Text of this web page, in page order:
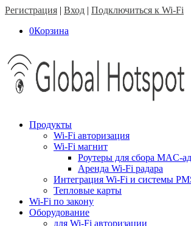
Регистрация | Вход | Подключиться к Wi-Fi
0Корзина
Продукты
Wi-Fi авторизация
Wi-Fi магнит
Роутеры для сбора MAC-
Аренда Wi-Fi радара
Интеграция Wi-Fi и системы
Тепловые карты
Wi-Fi по закону
Оборудование
для Wi-Fi авторизации